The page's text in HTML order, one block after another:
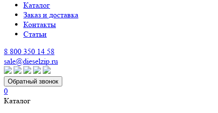
Каталог
Заказ и доставка
Контакты
Статьи
8 800 350 14 58
sale@dieselzip.ru
Обратный звонок
0
Каталог